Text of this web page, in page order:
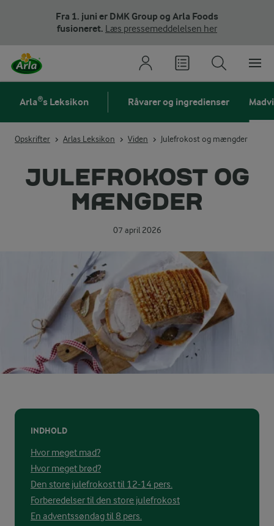
Fra 1. juni er DMK Group og Arla Foods
fusioneret. Læs pressemeddelelsen her
Arla®s Leksikon Råvarer og ingredienser
Opskrifter Arlas Leksikon Viden Julefrokost og mængder
JULEFROKOST OG
MÆNGDER
07 april 2026
INDHOLD
Hvor meget mad?
Hvor meget brød?
Den store julefrokost til 12-14 pers.
Forberedelser til den store julefrokost
En adventssøndag til 8 pers.